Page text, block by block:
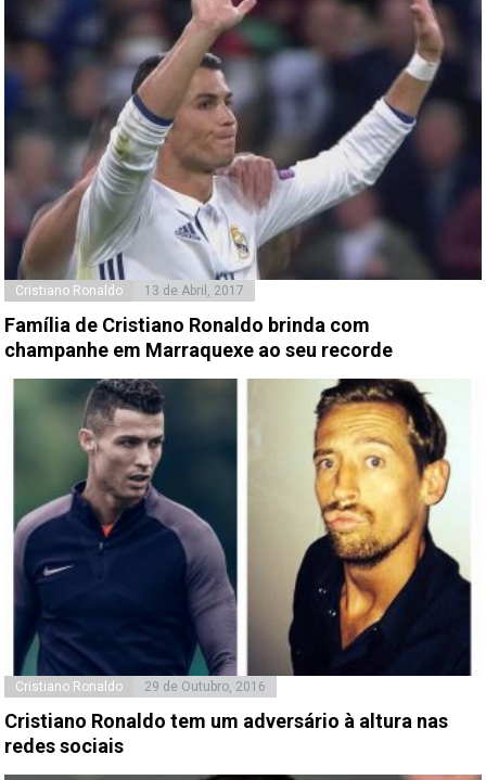
Cristiano Ronaldo 13 de Abril, 2017
Família de Cristiano Ronaldo brinda com
champanhe em Marraquexe ao seu recorde
Cristiano Ronaldo 29 de Outubro, 2016
Cristiano Ronaldo tem um adversário à altura nas
redes sociais